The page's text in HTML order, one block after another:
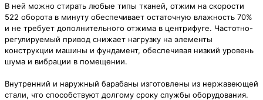
В ней можно стирать любые типы тканей, отжим на скорости
522 оборота в минуту обеспечивает остаточную влажность 70%
и не требует дополнительного отжима в центрифуге. Частотно-
регулируемый привод снижает нагрузку на элементы
конструкции машины и фундамент, обеспечивая низкий уровень
шума и вибрации в помещении.
Внутренний и наружный барабаны изготовлены из нержавеющей
стали, что способствуют долгому сроку службы оборудования.